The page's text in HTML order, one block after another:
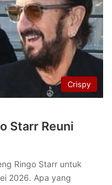
Crispy
Starr Reuni
Ringo Starr untuk
2026. Apa yang